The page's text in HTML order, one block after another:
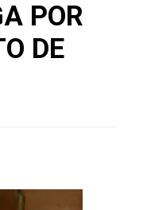
POR
DE